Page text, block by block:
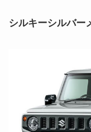
シルキーシルバー